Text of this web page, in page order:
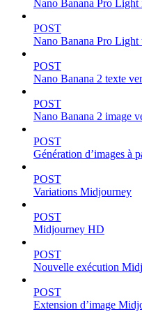
Nano Banana Pro Light
POST
Nano Banana Pro Light
POST
Nano Banana 2 texte
POST
Nano Banana 2 image
POST
Génération d’images à
POST
Variations Midjourney
POST
Midjourney HD
POST
Nouvelle exécution
POST
Extension d’image